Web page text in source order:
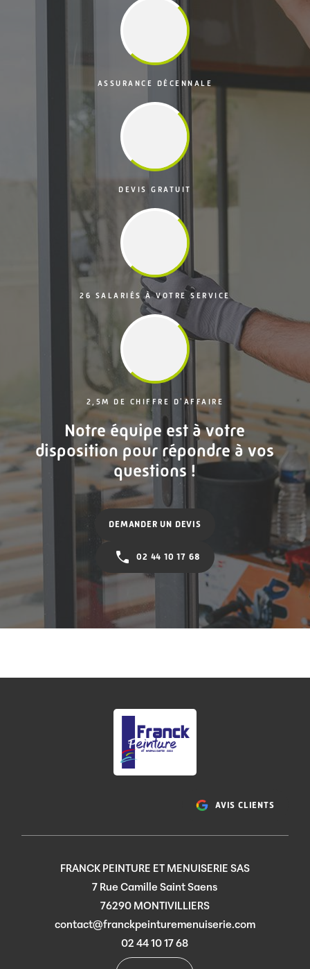
ASSURANCE DÉCENNALE
DEVIS GRATUIT
26 SALARIÉS À VOTRE SERVICE
2,5M DE CHIFFRE D'AFFAIRE
Notre équipe est à votre
disposition pour répondre à vos
questions !
DEMANDER UN DEVIS
02 44 10 17 68
AVIS CLIENTS
FRANCK PEINTURE ET MENUISERIE SAS
7 Rue Camille Saint Saens
76290 MONTIVILLIERS
contact@franckpeinturemenuiserie.com
02 44 10 17 68